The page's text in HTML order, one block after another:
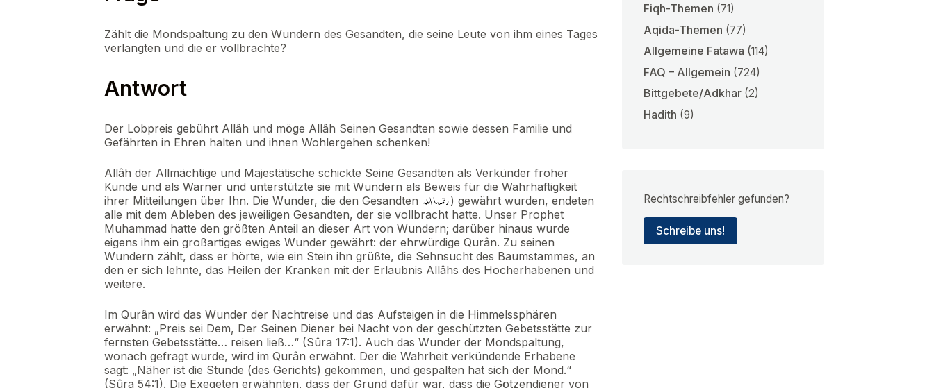
Zählt die Mondspaltung zu den Wundern des Gesandten, die seine Leute von ihm eines Tages
verlangten und die er vollbrachte?
Antwort
Der Lobpreis gebührt Allâh und möge Allâh Seinen Gesandten sowie dessen Familie und
Gefährten in Ehren halten und ihnen Wohlergehen schenken!
Allâh der Allmächtige und Majestätische schickte Seine Gesandten als Verkünder froher
Kunde und als Warner und unterstützte sie mit Wundern als Beweis für die Wahrhaftigkeit
ihrer Mitteilungen über Ihn. Die Wunder, die den Gesandten
) gewährt wurden, endeten
alle mit dem Ableben des jeweiligen Gesandten, der sie vollbracht hatte. Unser Prophet
Muhammad hatte den größten Anteil an dieser Art von Wundern; darüber hinaus wurde
eigens ihm ein großartiges ewiges Wunder gewährt: der ehrwürdige Qurân. Zu seinen
Wundern zählt, dass er hörte, wie ein Stein ihn grüßte, die Sehnsucht des Baumstammes, an
den er sich lehnte, das Heilen der Kranken mit der Erlaubnis Allâhs des Hocherhabenen und
weitere.
Im Qurân wird das Wunder der Nachtreise und das Aufsteigen in die Himmelssphären
erwähnt: „Preis sei Dem, Der Seinen Diener bei Nacht von der geschützten Gebetsstätte zur
fernsten Gebetsstätte… reisen ließ…“ (Sûra 17:1). Auch das Wunder der Mondspaltung,
wonach gefragt wurde, wird im Qurân erwähnt. Der die Wahrheit verkündende Erhabene
sagt: „Näher ist die Stunde (des Gerichts) gekommen, und gespalten hat sich der Mond.“
(Sûra 54:1). Die Exegeten erwähnten, dass der Grund dafür war, dass die Götzendiener von
Fiqh-Themen (71)
Aqida-Themen (77)
Allgemeine Fatawa (114)
FAQ – Allgemein (724)
Bittgebete/Adkhar(2)
Hadith (9)
Rechtschreibfehler gefunden?
Schreibe uns!